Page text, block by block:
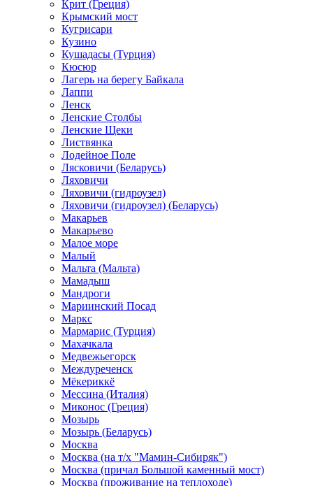
Крит (Греция)
Крымский мост
Кугрисари
Кузино
Кушадасы (Турция)
Кюсюр
Лагерь на берегу Байкала
Лаппи
Ленск
Ленские Столбы
Ленские Щеки
Листвянка
Лодейное Поле
Лясковичи (Беларусь)
Ляховичи
Ляховичи (гидроузел)
Ляховичи (гидроузел) (Беларусь)
Макарьев
Макарьево
Малое море
Малый
Мальта (Мальта)
Мамадыш
Мандроги
Мариинский Посад
Маркс
Мармарис (Турция)
Махачкала
Медвежьегорск
Междуреченск
Мёкериккё
Мессина (Италия)
Миконос (Греция)
Мозырь
Мозырь (Беларусь)
Москва
Москва (на т/х "Мамин-Сибиряк")
Москва (причал Большой каменный мост)
Москва (проживание на теплоходе)